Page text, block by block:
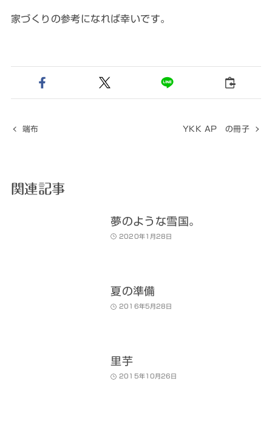
家づくりの参考になれば幸いです。
端布 YKK AP の冊子
関連記事
夢のような雪国。
2020年1月28日
夏の準備
2016年5月28日
里芋
2015年10月26日